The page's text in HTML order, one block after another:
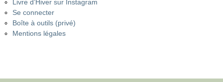
Livre d’Hiver sur Instagram
Se connecter
Boîte à outils (privé)
Mentions légales